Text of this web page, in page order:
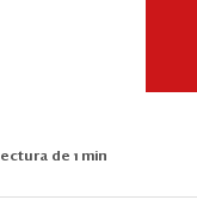
de 1 min